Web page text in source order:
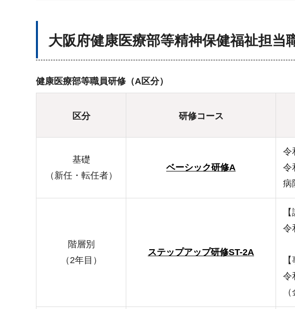
大阪府健康医療部等精神保健福祉担当
健康医療部等職員研修（A区分）
区分 研修コース
基礎
（新任・転任者）
ベーシック研修A
令
令
病
階層別
（2年目）
ステップアップ研修ST-2A
令
令